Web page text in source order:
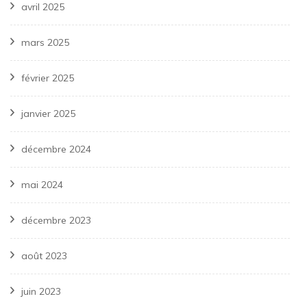
avril 2025
mars 2025
février 2025
janvier 2025
décembre 2024
mai 2024
décembre 2023
août 2023
juin 2023